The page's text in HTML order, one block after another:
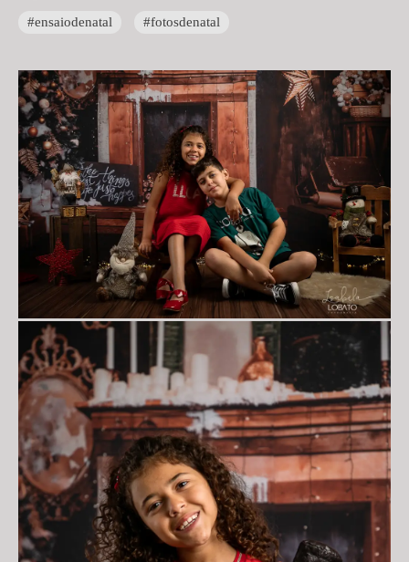
#ensaiodenatal #fotosdenatal